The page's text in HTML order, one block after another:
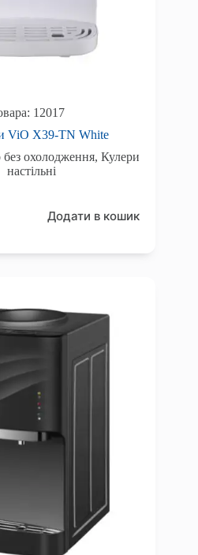
12017
ViO Х39-TN White
без охолодження, Кулери
настільні
Додати в кошик